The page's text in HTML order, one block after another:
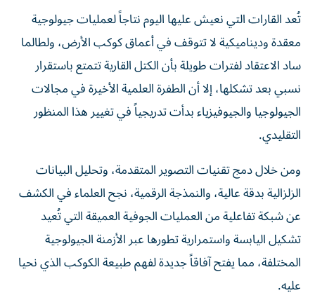
تُعد القارات التي نعيش عليها اليوم نتاجاً لعمليات جيولوجية
معقدة وديناميكية لا تتوقف في أعماق كوكب الأرض، ولطالما
ساد الاعتقاد لفترات طويلة بأن الكتل القارية تتمتع باستقرار
نسبي بعد تشكلها، إلا أن الطفرة العلمية الأخيرة في مجالات
الجيولوجيا والجيوفيزياء بدأت تدريجياً في تغيير هذا المنظور
التقليدي.
ومن خلال دمج تقنيات التصوير المتقدمة، وتحليل البيانات
الزلزالية بدقة عالية، والنمذجة الرقمية، نجح العلماء في الكشف
عن شبكة تفاعلية من العمليات الجوفية العميقة التي تُعيد
تشكيل اليابسة واستمرارية تطورها عبر الأزمنة الجيولوجية
المختلفة، مما يفتح آفاقاً جديدة لفهم طبيعة الكوكب الذي نحيا
عليه.